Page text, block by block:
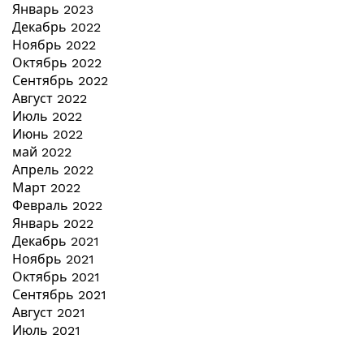
Январь 2023
Декабрь 2022
Ноябрь 2022
Октябрь 2022
Сентябрь 2022
Август 2022
Июль 2022
Июнь 2022
май 2022
Апрель 2022
Март 2022
Февраль 2022
Январь 2022
Декабрь 2021
Ноябрь 2021
Октябрь 2021
Сентябрь 2021
Август 2021
Июль 2021